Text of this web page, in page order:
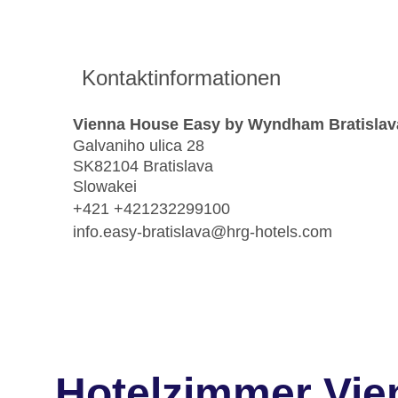
Kontaktinformationen
Vienna House Easy by Wyndham
Galvaniho ulica 28
SK82104 Bratislava
Slowakei
+421 +421232299100
info.easy-bratislava@hrg-hotels.com